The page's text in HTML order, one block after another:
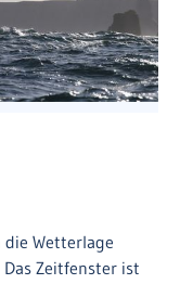
Wetterlage
Das Zeitfenster ist